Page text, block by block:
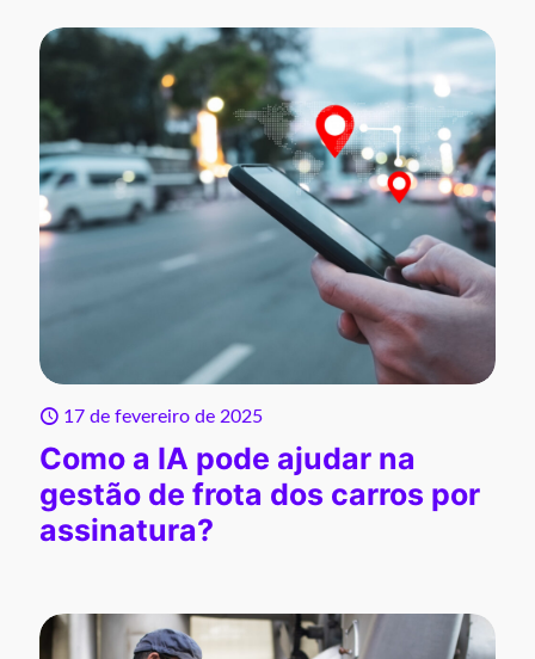
17 de fevereiro de 2025
Como a IA pode ajudar na
gestão de frota dos carros por
assinatura?